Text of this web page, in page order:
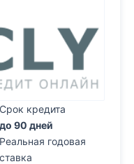
Срок кредита
до 90 дней
Реальная годовая
ставка